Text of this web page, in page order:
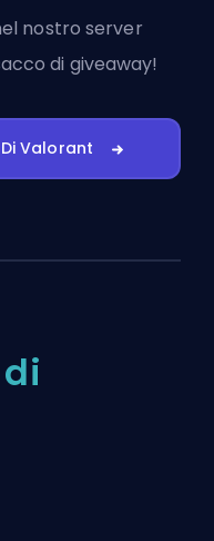
nostro server
di giveaway!
Valorant